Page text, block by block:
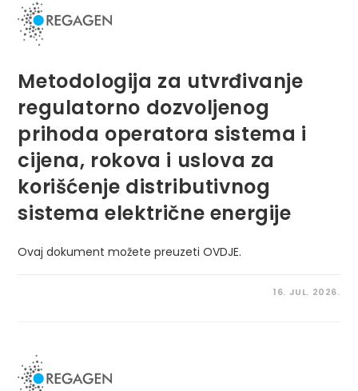
Metodologija za utvrđivanje
regulatorno dozvoljenog
prihoda operatora sistema i
cijena, rokova i uslova za
korišćenje distributivnog
sistema električne energije
Ovaj dokument možete preuzeti OVDJE.
16. JUL. 2026.